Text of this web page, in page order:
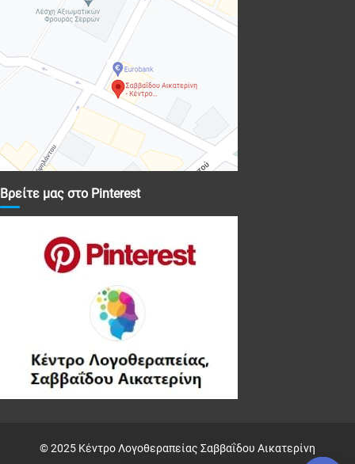
Βρείτε μας στο Pinterest
© 2025 Κέντρο Λογοθεραπείας Σαββαΐδου Αικατερίνη